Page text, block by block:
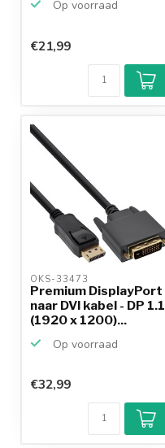
Op voorraad
€21,99
OKS-33473
Premium DisplayPort
naar DVI kabel - DP 1.1
(1920 x 1200)...
Op voorraad
€32,99